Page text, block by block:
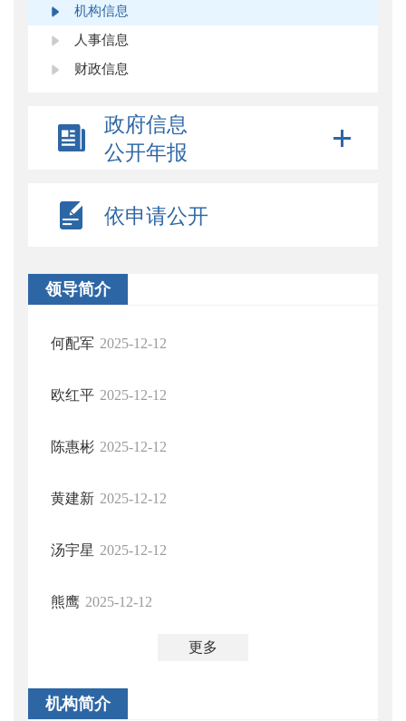
机构信息
人事信息
财政信息
政府信息
公开年报
依申请公开
领导简介
何配军 2025-12-12
欧红平 2025-12-12
陈惠彬 2025-12-12
黄建新 2025-12-12
汤宇星 2025-12-12
熊鹰 2025-12-12
更多
机构简介